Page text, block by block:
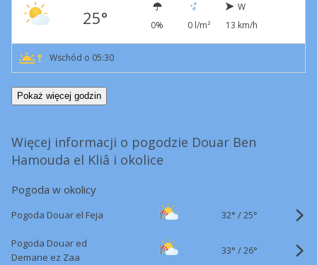
25° 0% 0 l/m²
W
13 km/h
Wschód o 05:30
Pokaż więcej godzin
Więcej informacji o pogodzie Douar Ben
Hamouda el Kliâ i okolice
Pogoda w okolicy
Pogoda Douar el Feja 32° /25°
Pogoda Douar ed
Demane ez Zaa
33° /26°